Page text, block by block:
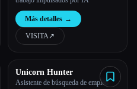
Más detalles →
VISITA↗︎
Unicorn Hunter
Asistente de búsqueda de empleo